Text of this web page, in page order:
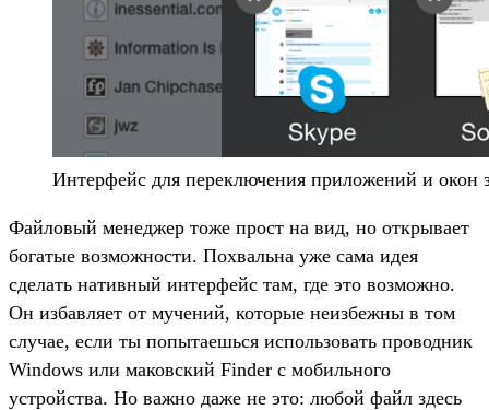
Интерфейс для переключения приложений и окон
Файловый менеджер тоже прост на вид, но открывает
богатые возможности. Похвальна уже сама идея
сделать нативный интерфейс там, где это возможно.
Он избавляет от мучений, которые неизбежны в том
случае, если ты попытаешься использовать проводник
Windows или маковский Finder с мобильного
устройства. Но важно даже не это: любой файл здесь